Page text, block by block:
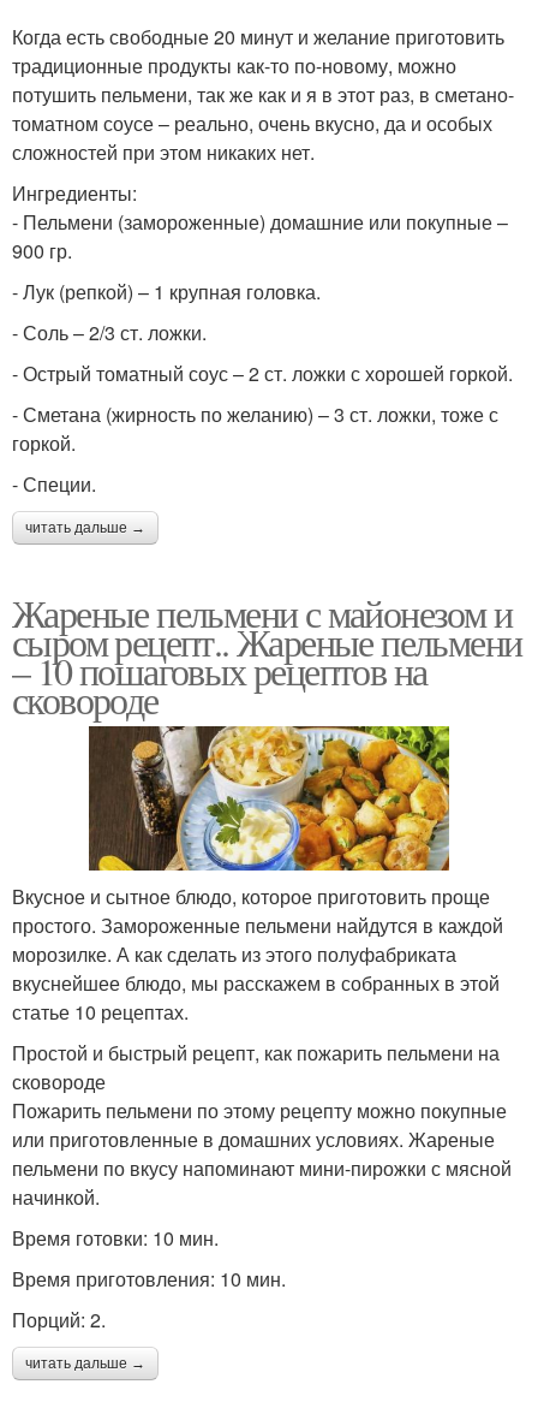
Когда есть свободные 20 минут и желание приготовить
традиционные продукты как-то по-новому, можно
потушить пельмени, так же как и я в этот раз, в сметано-
томатном соусе – реально, очень вкусно, да и особых
сложностей при этом никаких нет.
Ингредиенты:
- Пельмени (замороженные) домашние или покупные –
900 гр.
- Лук (репкой) – 1 крупная головка.
- Соль – 2/3 ст. ложки.
- Острый томатный соус – 2 ст. ложки с хорошей горкой.
- Сметана (жирность по желанию) – 3 ст. ложки, тоже с
горкой.
- Специи.
читать дальше →
Жареные пельмени с майонезом и
сыром рецепт.. Жареные пельмени
– 10 пошаговых рецептов на
сковороде
Вкусное и сытное блюдо, которое приготовить проще
простого. Замороженные пельмени найдутся в каждой
морозилке. А как сделать из этого полуфабриката
вкуснейшее блюдо, мы расскажем в собранных в этой
статье 10 рецептах.
Простой и быстрый рецепт, как пожарить пельмени на
сковороде
Пожарить пельмени по этому рецепту можно покупные
или приготовленные в домашних условиях. Жареные
пельмени по вкусу напоминают мини-пирожки с мясной
начинкой.
Время готовки: 10 мин.
Время приготовления: 10 мин.
Порций: 2.
читать дальше →